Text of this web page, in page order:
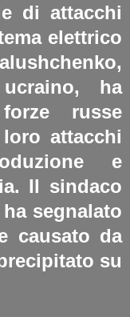
di attacchi
elettrico
ha
russe
attacchi
e
Il sindaco
segnalato
causato da
su